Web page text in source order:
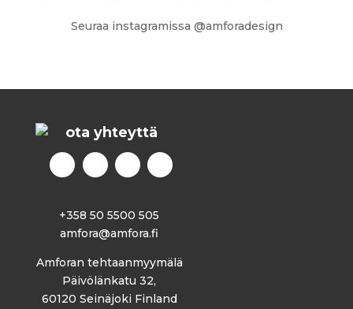
Seuraa instagramissa @amforadesign
ota yhteyttä
+358 50 5500 505
amfora@amfora.fi
Amforan tehtaanmyymälä
Päivölänkatu 32,
60120 Seinäjoki Finland